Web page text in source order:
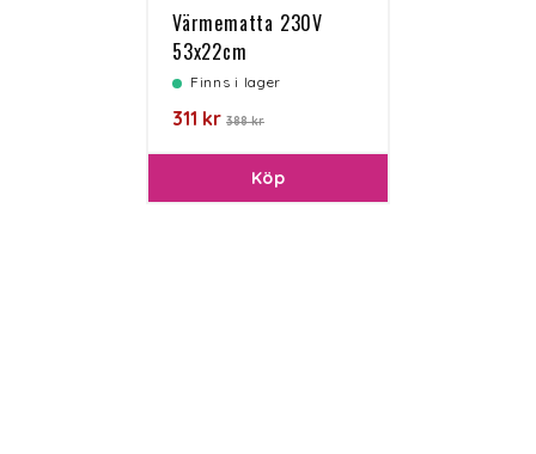
Värmematta 230V
53x22cm
Finns i lager
311 kr 388 kr
Köp